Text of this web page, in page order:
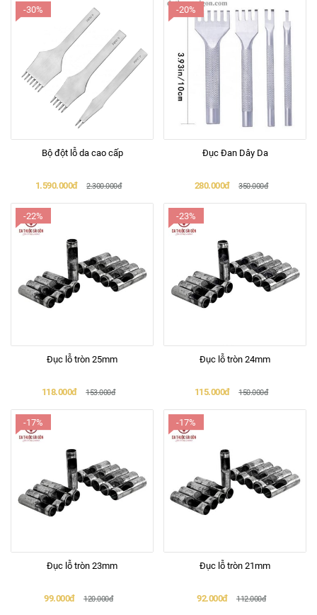
-30%
Bộ đột lỗ da cao cấp
1.590.000đ 2.300.000đ
-20%
Đục Đan Dây Da
280.000đ 350.000đ
-22%
Đục lỗ tròn 25mm
118.000đ 153.000đ
-23%
Đục lỗ tròn 24mm
115.000đ 150.000đ
-17%
Đục lỗ tròn 23mm
99.000đ 120.000đ
-17%
Đục lỗ tròn 21mm
92.000đ 112.000đ